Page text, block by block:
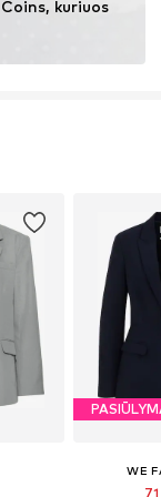
Coins, kuriuos
WE